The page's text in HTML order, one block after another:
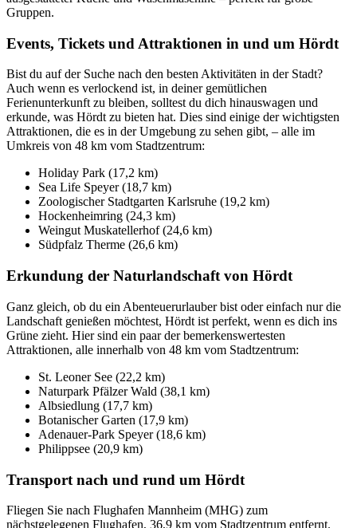
Gruppen.
Events, Tickets und Attraktionen in und um Hördt
Bist du auf der Suche nach den besten Aktivitäten in der Stadt?
Auch wenn es verlockend ist, in deiner gemütlichen
Ferienunterkunft zu bleiben, solltest du dich hinauswagen und
erkunde, was Hördt zu bieten hat. Dies sind einige der wichtigsten
Attraktionen, die es in der Umgebung zu sehen gibt, – alle im
Umkreis von 48 km vom Stadtzentrum:
Holiday Park (17,2 km)
Sea Life Speyer (18,7 km)
Zoologischer Stadtgarten Karlsruhe (19,2 km)
Hockenheimring (24,3 km)
Weingut Muskatellerhof (24,6 km)
Südpfalz Therme (26,6 km)
Erkundung der Naturlandschaft von Hördt
Ganz gleich, ob du ein Abenteuerurlauber bist oder einfach nur die
Landschaft genießen möchtest, Hördt ist perfekt, wenn es dich ins
Grüne zieht. Hier sind ein paar der bemerkenswertesten
Attraktionen, alle innerhalb von 48 km vom Stadtzentrum:
St. Leoner See (22,2 km)
Naturpark Pfälzer Wald (38,1 km)
Albsiedlung (17,7 km)
Botanischer Garten (17,9 km)
Adenauer-Park Speyer (18,6 km)
Philippsee (20,9 km)
Transport nach und rund um Hördt
Fliegen Sie nach Flughafen Mannheim (MHG) zum
nächstgelegenen Flughafen, 36,9 km vom Stadtzentrum entfernt.